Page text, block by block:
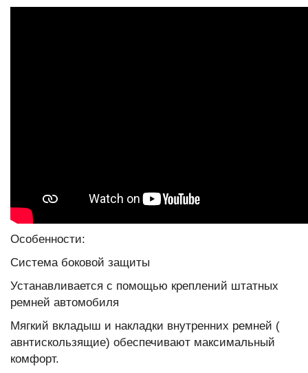
Особенности:
Система боковой защиты
Устанавливается с помощью креплений штатных
ремней автомобиля
Мягкий вкладыш и накладки внутренних ремней (
авнтискользящие) обеспечивают максимальный
комфорт.